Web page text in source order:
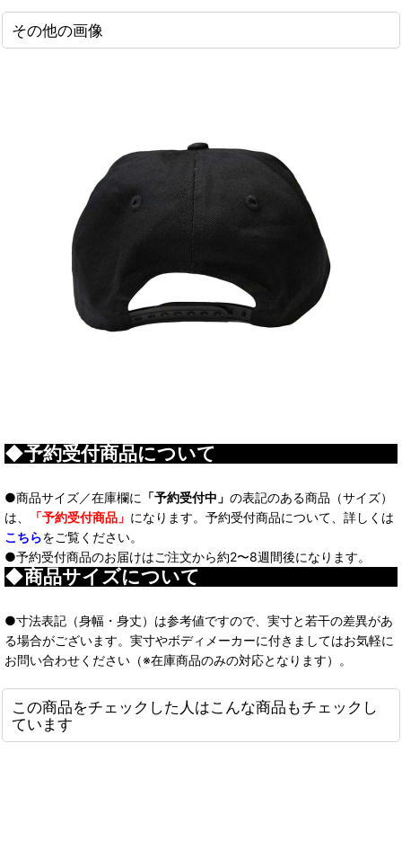
その他の画像
◆予約受付商品について
●商品サイズ／在庫欄に 「予約受付中」 の表記のある商品（サイズ）
は、
「予約受付商品」 になります。予約受付商品について、詳しくは
こちらをご覧ください。
●予約受付商品のお届けはご注文から約2〜8週間後になります。
◆商品サイズについて
●寸法表記（身幅・身丈）は参考値ですので、実寸と若干の差異があ
る場合がございます。実寸やボディメーカーに付きましてはお気軽に
お問い合わせください（※在庫商品のみの対応となります）。
この商品をチェックした人はこんな商品もチェックし
ています